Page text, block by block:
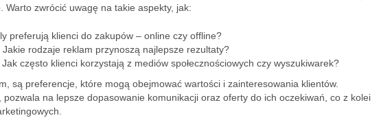
Warto zwrócić uwagę na takie aspekty, jak:
preferują klienci do zakupów – online czy offline?
Jakie rodzaje reklam przynoszą najlepsze rezultaty?
Jak często klienci korzystają z mediów społecznościowych czy wyszukiwarek?
są preferencje, które mogą obejmować wartości i zainteresowania klientów.
na lepsze dopasowanie komunikacji oraz oferty do ich oczekiwań, co z kolei